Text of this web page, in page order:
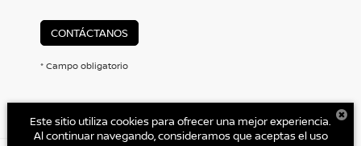
CONTÁCTANOS
* Campo obligatorio
Este sitio utiliza cookies para ofrecer una mejor experiencia.
Al continuar navegando, consideramos que aceptas el uso